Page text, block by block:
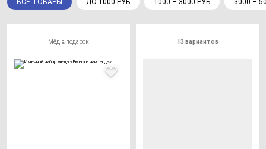
ВСЕ ТОВАРЫ ДО 1000 РУБ 1000 – 3000 РУБ 3000 –
Мёд в подарок 13 вариантов